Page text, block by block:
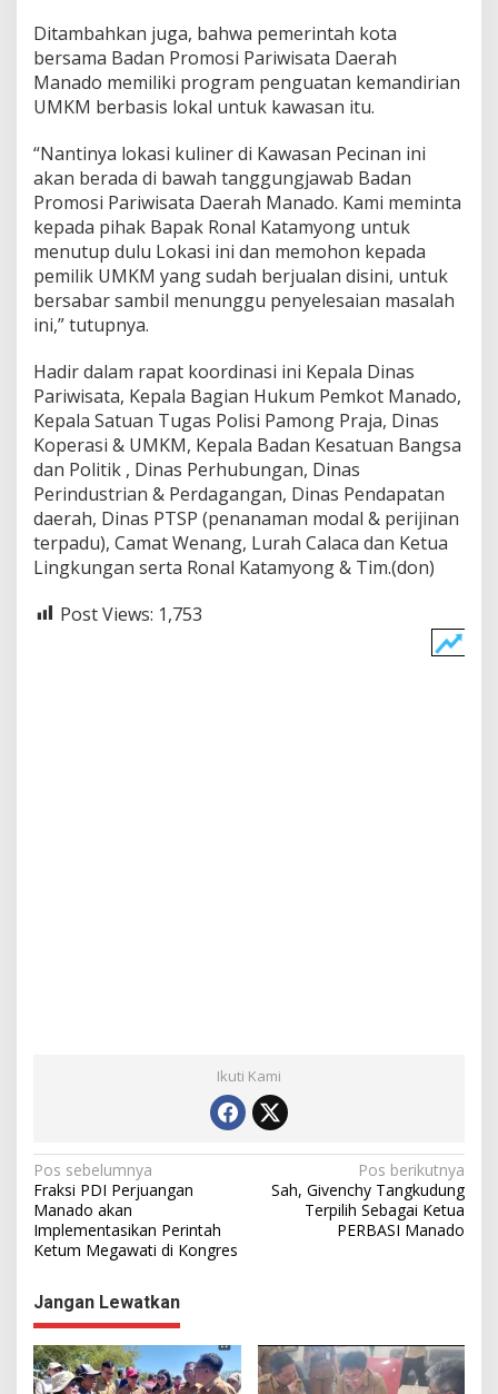
Ditambahkan juga, bahwa pemerintah kota
bersama Badan Promosi Pariwisata Daerah
Manado memiliki program penguatan kemandirian
UMKM berbasis lokal untuk kawasan itu.
“Nantinya lokasi kuliner di Kawasan Pecinan ini
akan berada di bawah tanggungjawab Badan
Promosi Pariwisata Daerah Manado. Kami meminta
kepada pihak Bapak Ronal Katamyong untuk
menutup dulu Lokasi ini dan memohon kepada
pemilik UMKM yang sudah berjualan disini, untuk
bersabar sambil menunggu penyelesaian masalah
ini,” tutupnya.
Hadir dalam rapat koordinasi ini Kepala Dinas
Pariwisata, Kepala Bagian Hukum Pemkot Manado,
Kepala Satuan Tugas Polisi Pamong Praja, Dinas
Koperasi & UMKM, Kepala Badan Kesatuan Bangsa
dan Politik , Dinas Perhubungan, Dinas
Perindustrian & Perdagangan, Dinas Pendapatan
daerah, Dinas PTSP (penanaman modal & perijinan
terpadu), Camat Wenang, Lurah Calaca dan Ketua
Lingkungan serta Ronal Katamyong & Tim.(don)
Post Views: 1,753
Ikuti Kami
N
a
v
g
a
s
Pos sebelumnya
Fraksi PDI Perjuangan
Manado akan
Implementasikan Perintah
Ketum Megawati di Kongres
Pos berikutnya
Sah, Givenchy Tangkudung
Terpilih Sebagai Ketua
PERBASI Manado
Jangan Lewatkan